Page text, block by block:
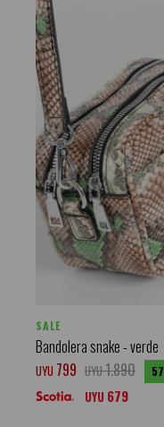
SALE
Bandolera snake - verde
UYU 799 UYU1.890 57
UYU 679